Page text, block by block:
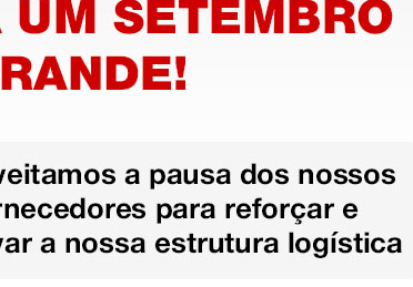
III
772,80 €840,00 €
(Preço sem IVA)
1 unidade
(Preço